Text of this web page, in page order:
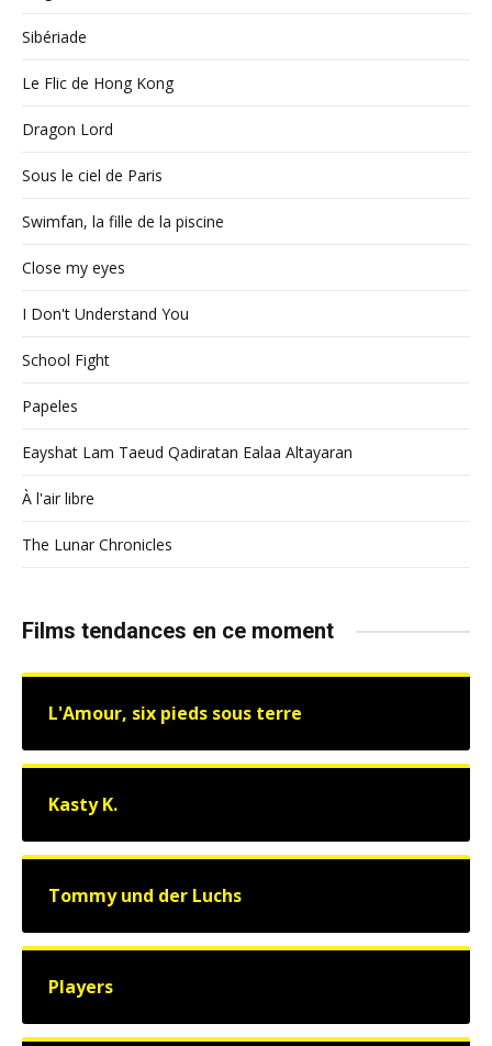
Sibériade
Le Flic de Hong Kong
Dragon Lord
Sous le ciel de Paris
Swimfan, la fille de la piscine
Close my eyes
I Don't Understand You
School Fight
Papeles
Eayshat Lam Taeud Qadiratan Ealaa Altayaran
À l'air libre
The Lunar Chronicles
Films tendances en ce moment
L'Amour, six pieds sous terre
Kasty K.
Tommy und der Luchs
Players